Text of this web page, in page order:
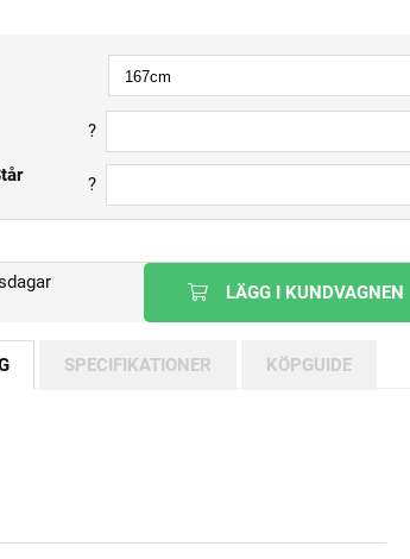
?
?
LÄGG I KUNDVAGNEN
SPECIFIKATIONER KÖPGUIDE